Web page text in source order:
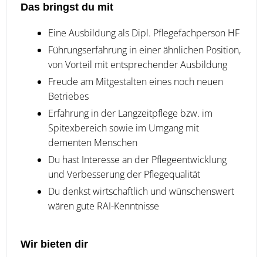
Das bringst du mit
Eine Ausbildung als Dipl. Pflegefachperson HF
Führungserfahrung in einer ähnlichen Position,
von Vorteil mit entsprechender Ausbildung
Freude am Mitgestalten eines noch neuen
Betriebes
Erfahrung in der Langzeitpflege bzw. im
Spitexbereich sowie im Umgang mit
dementen Menschen
Du hast Interesse an der Pflegeentwicklung
und Verbesserung der Pflegequalität
Du denkst wirtschaftlich und wünschenswert
wären gute RAI-Kenntnisse
Wir bieten dir